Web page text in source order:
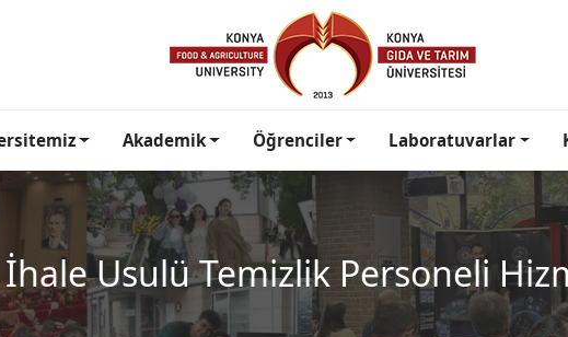
Akademik Öğrenciler Laboratuvarlar
İhale Usulü Temizlik Personeli